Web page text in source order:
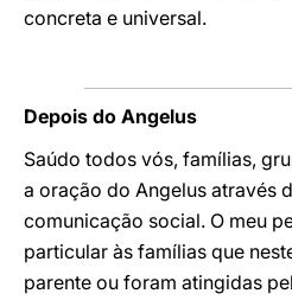
concreta e universal.
Depois do Angelus
Saúdo todos vós, famílias,
a oração do Angelus através
comunicação social. O meu
particular às famílias que
parente ou foram atingidas